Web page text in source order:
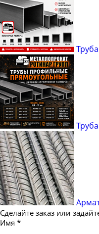
Сделайте заказ или
Имя *